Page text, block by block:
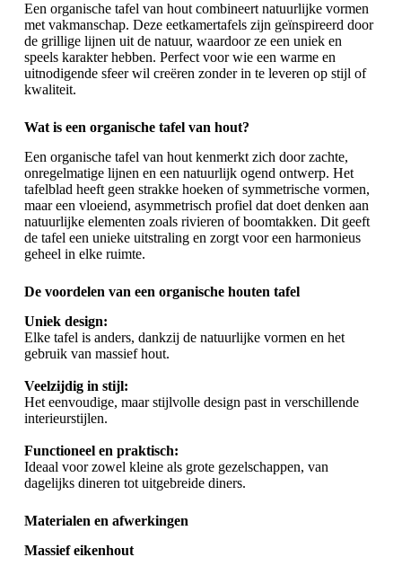
Een organische tafel van hout combineert natuurlijke vormen
met vakmanschap. Deze eetkamertafelszijn geïnspireerd door
de grillige lijnen uit de natuur, waardoor ze een uniek en
speels karakter hebben. Perfect voor wie een warme en
uitnodigende sfeer wil creëren zonder in te leveren op stijl of
kwaliteit.
Wat is een organische tafel van hout?
Een organische tafel van hout kenmerkt zich door zachte,
onregelmatige lijnen en een natuurlijk ogend ontwerp. Het
tafelblad heeft geen strakke hoeken of symmetrische vormen,
maar een vloeiend, asymmetrisch profiel dat doet denken aan
natuurlijke elementen zoals rivieren of boomtakken. Dit geeft
de tafel een unieke uitstraling en zorgt voor een harmonieus
geheel in elke ruimte.
De voordelen van een organische houten tafel
Uniek design:
Elke tafel is anders, dankzij de natuurlijke vormen en het
gebruik van massief hout.
Veelzijdig in stijl:
Het eenvoudige, maar stijlvolle design past in verschillende
interieurstijlen.
Functioneel en praktisch:
Ideaal voor zowel kleine als grote gezelschappen, van
dagelijks dineren tot uitgebreide diners.
Materialen en afwerkingen
Massief eikenhout